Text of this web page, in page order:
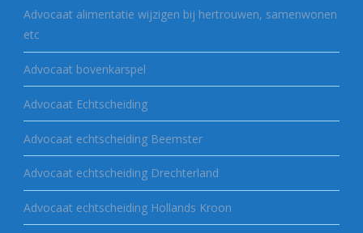
Advocaat alimentatie wijzigen bij hertrouwen, samenwonen
etc
Advocaat bovenkarspel
Advocaat Echtscheiding
Advocaat echtscheiding Beemster
Advocaat echtscheiding Drechterland
Advocaat echtscheiding Hollands Kroon